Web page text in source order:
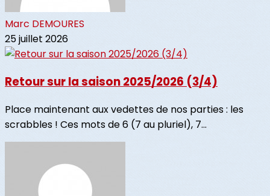
Marc DEMOURES
25 juillet 2026
Retour sur la saison 2025/2026 (3/4)
Place maintenant aux vedettes de nos parties : les
scrabbles ! Ces mots de 6 (7 au pluriel), 7...